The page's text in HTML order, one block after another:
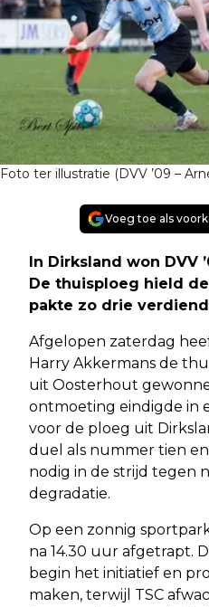
Foto ter illustratie (DVV ’09 –
Voeg toe als
In Dirksland won DVV
De thuisploeg hield
pakte zo drie
Afgelopen zaterdag
Harry Akkermans de
uit Oosterhout
ontmoeting eindigde in
voor de ploeg uit
duel als nummer tien
nodig in de strijd tegen
degradatie.
Op een zonnig
na 14.30 uur afgetrapt.
begin het initiatief en
maken, terwijl TSC